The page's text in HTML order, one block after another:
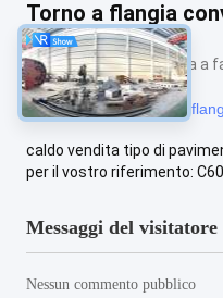
Torno a flangia
Macchina di tornitura a
#Tornitore di tornitura a
caldo vendita tipo di
per il vostro riferimento:
Messaggi del visitatore
Nessun commento pubblico